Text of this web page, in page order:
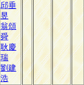
邱垂
昱
翁頌
舜
耿慶
瑞
劉建
浩